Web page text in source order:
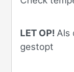
LET OP!Als
gestopt